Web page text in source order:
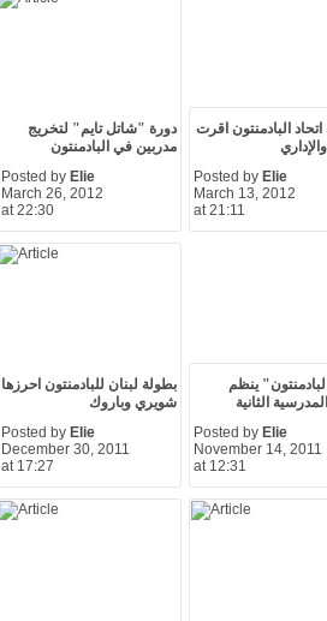
دورة "شاتل تايم" لتخريج
مدربين في البادمنتون
Posted by Elie
March 26, 2012
at 22:30
البادمنتون اقرت
Posted by Elie
March 13, 2012
at 21:11
بطولة لبنان للبادمنتون احرزها
شويري وباروك
Posted by Elie
December 30, 2011
at 17:27
ينظم
الثانية
Posted by Elie
November 14, 2011
at 12:31